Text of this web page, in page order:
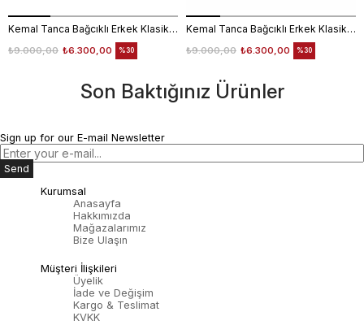
Kemal Tanca Bağcıklı Erkek Klasik Ayakkabı 700
₺6.300,00
₺9.000,00 %30
Kemal Tanca Bağcıklı Erkek Klasik Ayakkabı 700
₺6.300,00
₺9.000,00 %30
Son Baktığınız Ürünler
Sign up for our E-mail Newsletter
Send
Kurumsal
Anasayfa
Hakkımızda
Mağazalarımız
Bize Ulaşın
Müşteri İlişkileri
Üyelik
İade ve Değişim
Kargo & Teslimat
KVKK